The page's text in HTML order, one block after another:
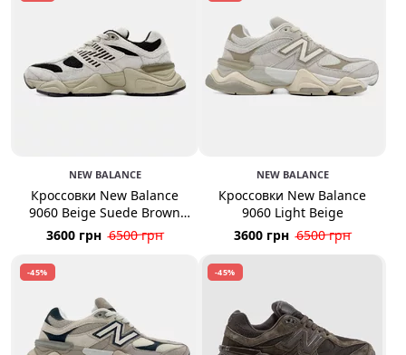
NEW BALANCE
Кроссовки New Balance
9060 Beige Suede Brown
Sole
3600 грн 6500 грн
NEW BALANCE
Кроссовки New Balance
9060 Light Beige
3600 грн 6500 грн
-45% -45%